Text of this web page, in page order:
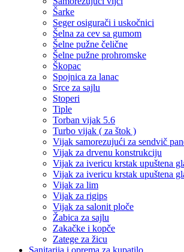
Šarke
Seger osigurači i uskočnici
Šelna za cev sa gumom
Šelne pužne čelične
Šelne pužne prohromske
Škopac
Spojnica za lanac
Srce za sajlu
Stoperi
Tiple
Torban vijak 5.6
Turbo vijak ( za štok )
Vijak samorezujući za sendvič
Vijak za drvenu konstrukciju
Vijak za ivericu krstak upuštena
Vijak za ivericu krstak upuštena
Vijak za lim
Vijak za rigips
Vijak za salonit ploče
Žabica za sajlu
Zakačke i kopče
Zatege za žicu
Sanitarija i oprema za kupatilo